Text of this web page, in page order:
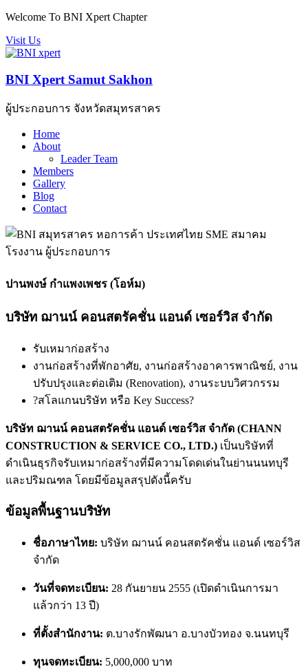
Welcome To BNI Xpert Chapter
Visit Us
BNI Xpert Samut Sakhon
ผู้ประกอบการ จังหวัดสมุทรสาคร
Home
About
Leader Team
Members
Gallery
Blog
Contact
ปานพงษ์ กำแพงเพชร (โอห์ม)
บริษัท ฌานน์ คอนสตรัคชั่น แอนด์ เซอร์วิส จำกัด
รับเหมาก่อสร้าง
งานก่อสร้างที่พักอาศัย, งานก่อสร้างอาคารพาณิชย์, งาน
ปรับปรุงและต่อเติม (Renovation), งานระบบวิศวกรรม
?สโลแกนบริษัท หรือ Key Success?
บริษัท ฌานน์ คอนสตรัคชั่น แอนด์ เซอร์วิส จำกัด (CHANN
CONSTRUCTION & SERVICE CO., LTD.) เป็นบริษัทที่
ดำเนินธุรกิจรับเหมาก่อสร้างที่มีความโดดเด่นในย่านนนทบุรี
และปริมณฑล โดยมีข้อมูลสรุปดังนี้ครับ
ข้อมูลพื้นฐานบริษัท
ชื่อภาษาไทย: บริษัท ฌานน์ คอนสตรัคชั่น แอนด์ เซอร์วิส
จำกัด
วันที่จดทะเบียน: 28 กันยายน 2555 (เปิดดำเนินการมา
แล้วกว่า 13 ปี)
ที่ตั้งสำนักงาน: ต.บางรักพัฒนา อ.บางบัวทอง จ.นนทบุรี
ทุนจดทะเบียน: 5,000,000 บาท